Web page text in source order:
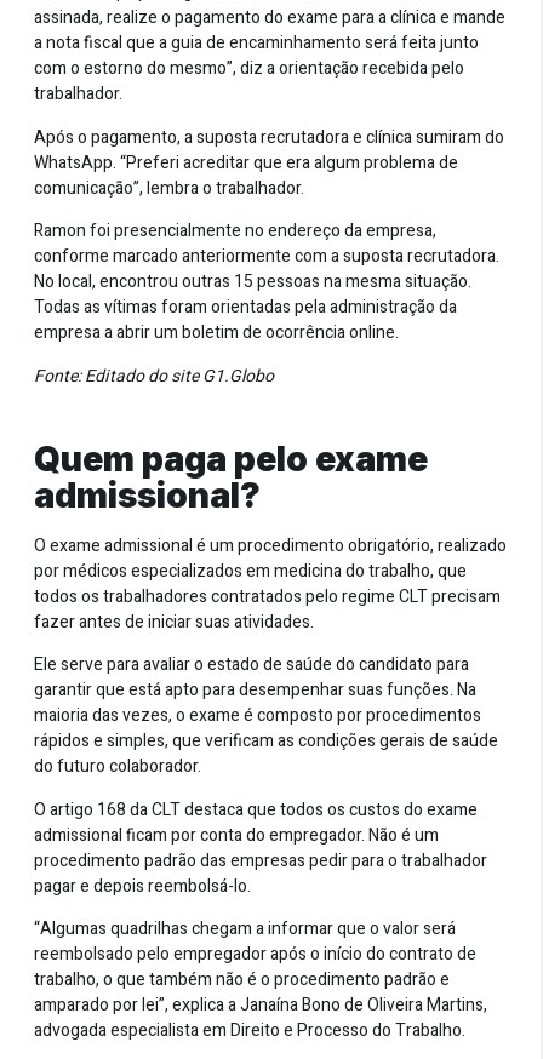
assinada, realize o pagamento do exame para a clínica e mande
a nota fiscal que a guia de encaminhamento será feita junto
com o estorno do mesmo”, diz a orientação recebida pelo
trabalhador.
Após o pagamento, a suposta recrutadora e clínica sumiram do
WhatsApp. “Preferi acreditar que era algum problema de
comunicação”, lembra o trabalhador.
Ramon foi presencialmente no endereço da empresa,
conforme marcado anteriormente com a suposta recrutadora.
No local, encontrou outras 15 pessoas na mesma situação.
Todas as vítimas foram orientadas pela administração da
empresa a abrir um boletim de ocorrência online.
Fonte: Editado do siteG1.Globo
Quem paga pelo exame
admissional?
O exame admissional é um procedimento obrigatório, realizado
por médicos especializados em medicina do trabalho, que
todos os trabalhadores contratados pelo regime CLT precisam
fazer antes de iniciar suas atividades.
Ele serve para avaliar o estado de saúde do candidato para
garantir que está apto para desempenhar suas funções. Na
maioria das vezes, o exame é composto por procedimentos
rápidos e simples, que verificam as condições gerais de saúde
do futuro colaborador.
O artigo 168 da CLT destaca que todos os custos do exame
admissional ficam por conta do empregador. Não é um
procedimento padrão das empresas pedir para o trabalhador
pagar e depois reembolsá-lo.
“Algumas quadrilhas chegam a informar que o valor será
reembolsado pelo empregador após o início do contrato de
trabalho, o que também não é o procedimento padrão e
amparado por lei”, explica a Janaína Bono de Oliveira Martins,
advogada especialista em Direito e Processo do Trabalho.